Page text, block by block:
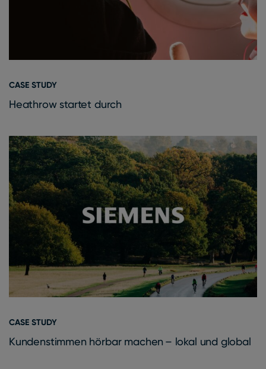
CASE STUDY
Heathrow startet durch
CASE STUDY
Kundenstimmen hörbar machen – lokal und global